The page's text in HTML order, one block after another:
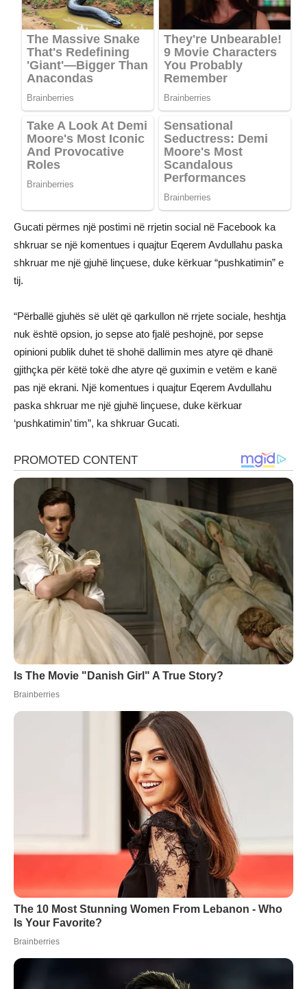
Gucati përmes një postimi në rrjetin social në Facebook ka
shkruar se një komentues i quajtur Eqerem Avdullahu paska
shkruar me një gjuhë linçuese, duke kërkuar “pushkatimin” e
tij.
“Përballë gjuhës së ulët që qarkullon në rrjete sociale, heshtja
nuk është opsion, jo sepse ato fjalë peshojnë, por sepse
opinioni publik duhet të shohë dallimin mes atyre që dhanë
gjithçka për këtë tokë dhe atyre që guximin e vetëm e kanë
pas një ekrani. Një komentues i quajtur Eqerem Avdullahu
paska shkruar me një gjuhë linçuese, duke kërkuar
‘pushkatimin’ tim”, ka shkruar Gucati.